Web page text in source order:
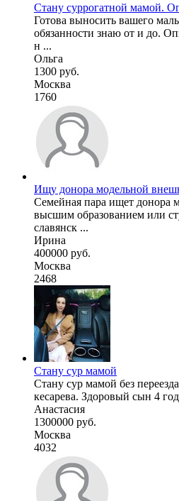
Стану суррогатной мамой.
Готова выносить вашего
обязанности знаю от и до.
н ...
Ольга
1300 руб.
Москва
1760
Ищу донора модельной
Семейная пара ищет донора
высшим образованием или
славянск ...
Ирина
400000 руб.
Москва
2468
Стану сур мамой
Стану сур мамой без
кесарева. Здоровый сын 4
Анастасия
1300000 руб.
Москва
4032